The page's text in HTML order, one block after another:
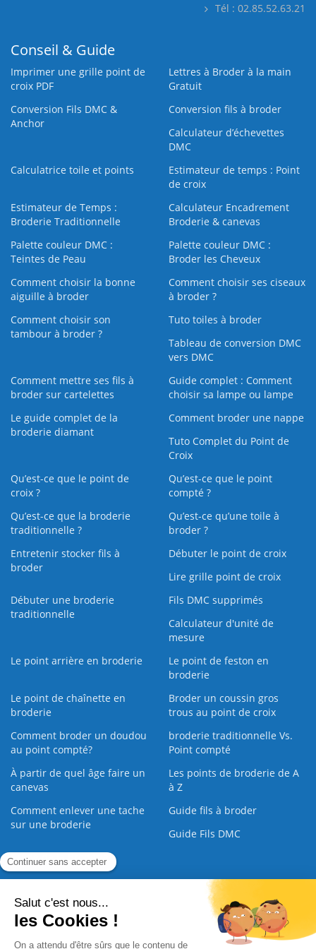
Tél : 02.85.52.63.21
Conseil & Guide
Imprimer une grille point de
croix PDF
Lettres à Broder à la main
Gratuit
Conversion Fils DMC &
Anchor
Conversion fils à broder
Calculateur d’échevettes
DMC
Calculatrice toile et points
Estimateur de temps : Point
de croix
Estimateur de Temps :
Broderie Traditionnelle
Calculateur Encadrement
Broderie & canevas
Palette couleur DMC :
Teintes de Peau
Palette couleur DMC :
Broder les Cheveux
Comment choisir la bonne
aiguille à broder
Comment choisir ses ciseaux
à broder ?
Comment choisir son
tambour à broder ?
Tuto toiles à broder
Tableau de conversion DMC
vers DMC
Comment mettre ses fils à
broder sur cartelettes
Guide complet : Comment
choisir sa lampe ou lampe
Le guide complet de la
broderie diamant
Comment broder une nappe
Tuto Complet du Point de
Croix
Qu’est-ce que le point de
croix ?
Qu’est-ce que le point
compté ?
Qu’est-ce que la broderie
traditionnelle ?
Qu’est‑ce qu’une toile à
broder ?
Entretenir stocker fils à
broder
Débuter le point de croix
Lire grille point de croix
Débuter une broderie
traditionnelle
Fils DMC supprimés
Calculateur d'unité de
mesure
Le point arrière en broderie
Le point de feston en
broderie
Le point de chaînette en
broderie
Broder un coussin gros
trous au point de croix
Comment broder un doudou
au point compté?
broderie traditionnelle Vs.
Point compté
À partir de quel âge faire un
canevas
Les points de broderie de A
à Z
Comment enlever une tache
sur une broderie
Guide fils à broder
Guide Fils DMC
Guide de la Broderie
Nous contacter |